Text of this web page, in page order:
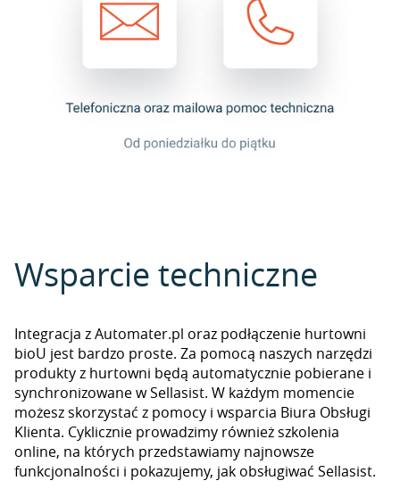
Wsparcie techniczne
Integracja z Automater.pl oraz podłączenie hurtowni
bioU jest bardzo proste. Za pomocą naszych narzędzi
produkty z hurtowni będą automatycznie pobierane i
synchronizowane w Sellasist. W każdym momencie
możesz skorzystać z pomocy i wsparcia Biura Obsługi
Klienta. Cyklicznie prowadzimy również szkolenia
online, na których przedstawiamy najnowsze
funkcjonalności i pokazujemy, jak obsługiwać Sellasist.